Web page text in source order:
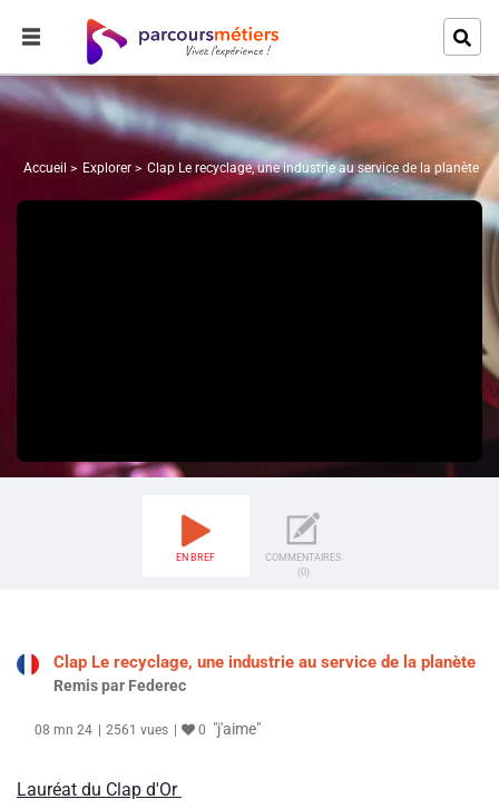
Accueil Explorer Clap Le recyclage, une industrie au service de la planète
EN BREF
COMMENTAIRES
(0)
Clap Le recyclage, une industrie au service de la planète
Remis par Federec
08 mn 24 2561 vues 0 "j'aime"
Lauréat du Clap d'Or